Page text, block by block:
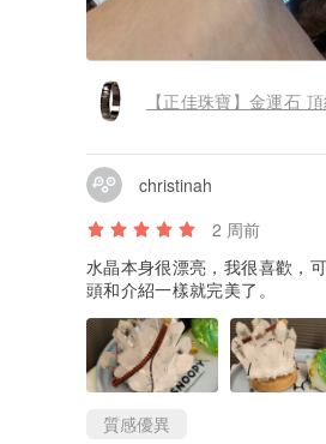
【正佳珠寶】金運石
christinah
2 周前
水晶本身很漂亮，我很喜歡，
頭和介紹一樣就完美了。
質感優異